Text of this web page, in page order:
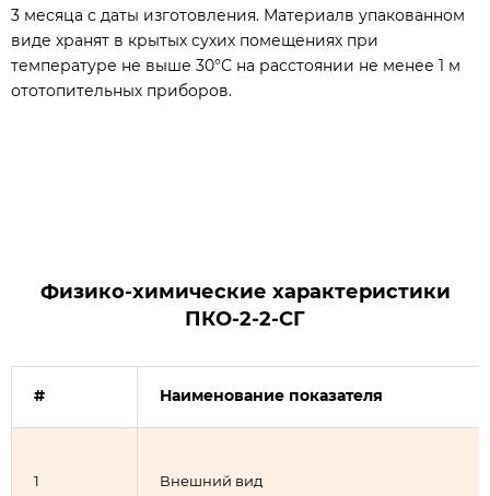
3 месяца с даты изготовления. Материалв упакованном
виде хранят в крытых сухих помещениях при
температуре не выше 30°С на расстоянии не менее 1 м
ототопительных приборов.
Физико-химические характеристики
ПКО-2-2-СГ
# Наименование показателя
1 Внешний вид